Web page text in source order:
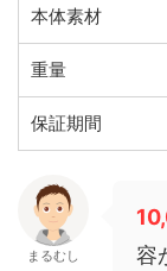
本体素材
重量
保証期間
まるむし
容